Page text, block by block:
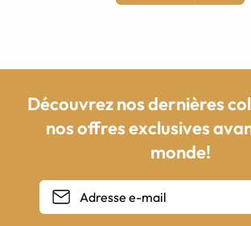
Découvrez nos dernières
nos offres exclusives
monde!